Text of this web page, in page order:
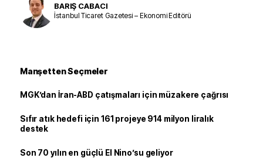
BARIŞ CABACI
İstanbul Ticaret Gazetesi – Ekonomi Editörü
Manşetten Seçmeler
MGK’dan İran-ABD çatışmaları için müzakere çağrısı
Sıfır atık hedefi için 161 projeye 914 milyon liralık
destek
Son 70 yılın en güçlü El Nino’su geliyor